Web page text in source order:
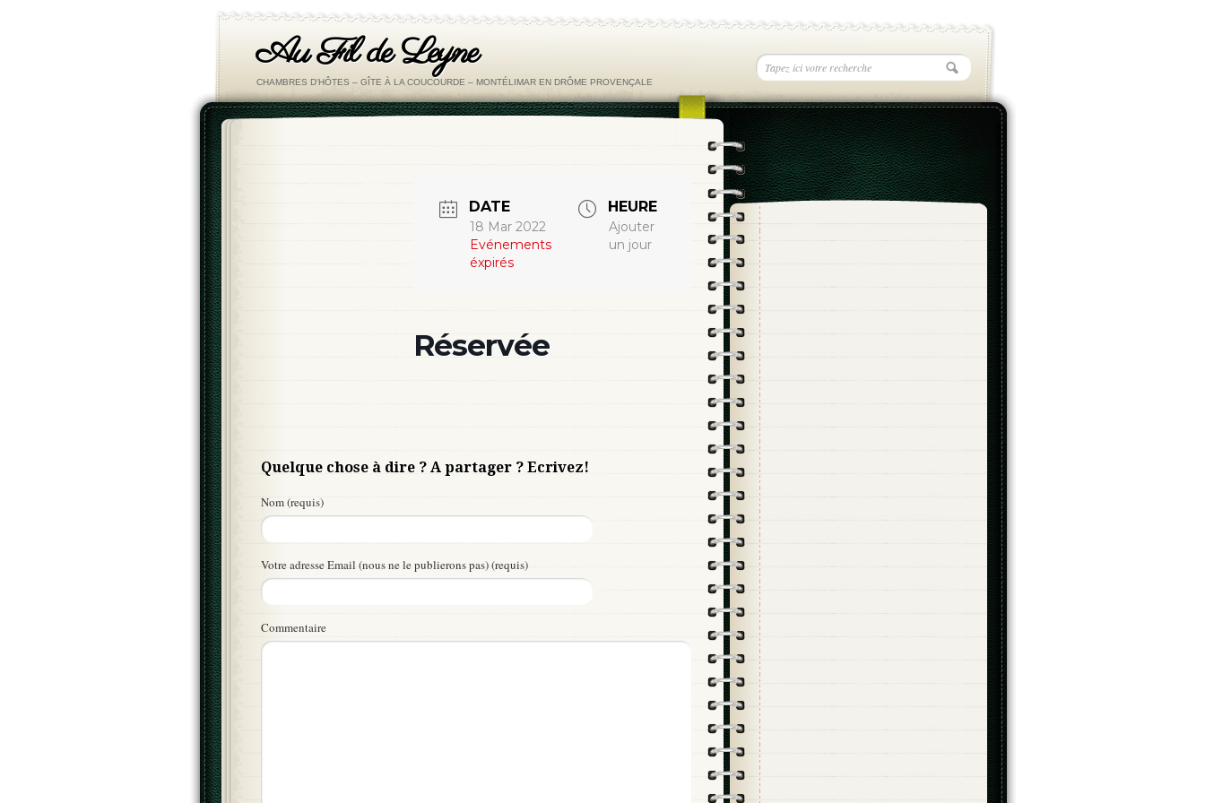
Au Fil de Leyne
CHAMBRES D'HÔTES – GÎTE À LA COUCOURDE – MONTÉLIMAR EN DRÔME PROVENÇALE
DATE
18 Mar 2022
Evénements
éxpirés
HEURE
Ajouter
un jour
Réservée
Quelque chose à dire ? A partager ? Ecrivez!
Nom (requis)
Votre adresse Email (nous ne le publierons pas) (requis)
Commentaire